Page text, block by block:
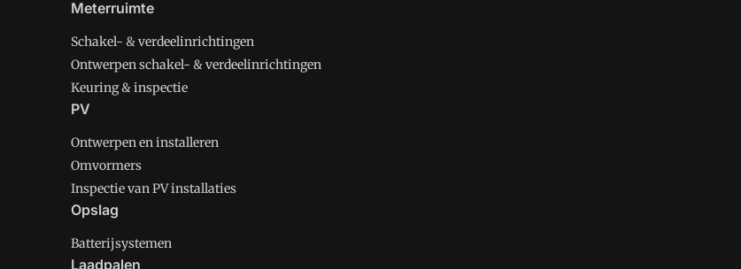
Meterruimte
Schakel- & verdeelinrichtingen
Ontwerpen schakel- & verdeelinrichtingen
Keuring & inspectie
PV
Ontwerpen en installeren
Omvormers
Inspectie van PV installaties
Opslag
Batterijsystemen
Laadpalen